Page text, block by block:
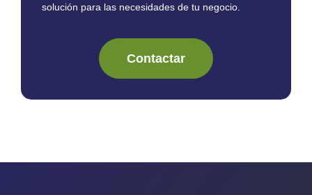
solución para las necesidades de tu negocio.
Contactar